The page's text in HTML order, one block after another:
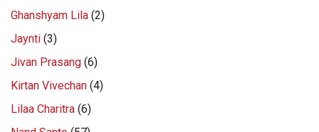
Ghanshyam Lila (2)
Jaynti (3)
Jivan Prasang (6)
Kirtan Vivechan (4)
Lilaa Charitra (6)